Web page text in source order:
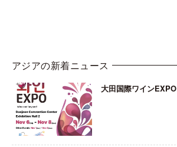
アジアの新着ニュース
大田国際ワインEXPO